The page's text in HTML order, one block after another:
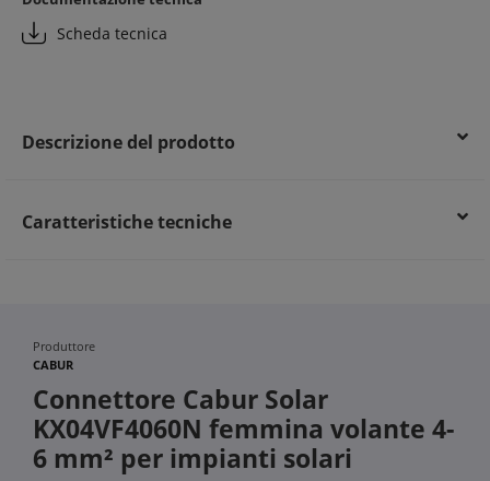
Vantaggi per il cliente finale:
Migliore efficienza e sicurezza dell’impianto elettrico
Scheda tecnica
Descrizione del prodotto
Caratteristiche tecniche
Produttore
CABUR
Connettore Cabur Solar
KX04VF4060N femmina volante 4-
6 mm² per impianti solari